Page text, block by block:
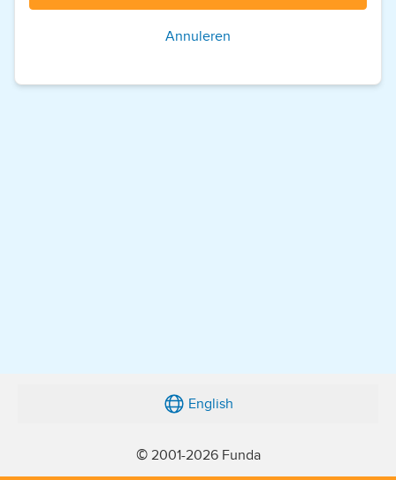
Annuleren
© 2001-2026 Funda
English